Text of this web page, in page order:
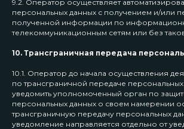
9.2. Оператор осуществляет
персональных данных с получением и/или
полученной информации по
телекоммуникационным сетям или без
10. Трансграничная передача
10.1. Оператор до начала осуществления
по трансграничной передаче
уведомить уполномоченный орган по
персональных данных о своем намерении
трансграничную передачу персональных
уведомление направляется отдельно от